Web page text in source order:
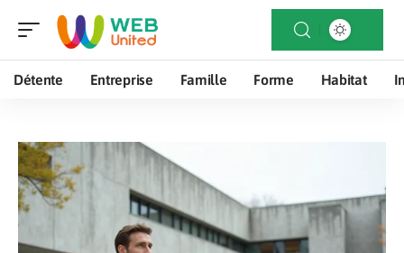
Détente Entreprise Famille Forme Habitat